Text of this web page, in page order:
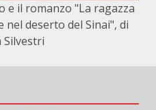
e il romanzo "La ragazza
deserto del Sinai", di
Silvestri